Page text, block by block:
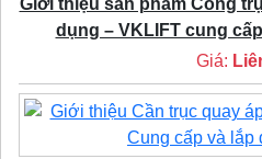
dụng – VKLIFT cung
Giá: